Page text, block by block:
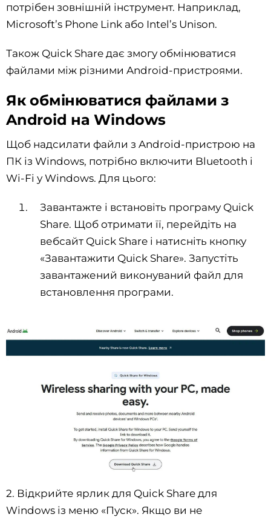
потрібен зовнішній інструмент. Наприклад,
Microsoft’s Phone Link або Intel’s Unison.
Також Quick Share дає змогу обмінюватися
файлами між різними Android-пристроями.
Як обмінюватися файлами з
Android на Windows
Щоб надсилати файли з Android-пристрою на
ПК із Windows, потрібно включити Bluetooth і
Wi-Fi у Windows. Для цього:
Завантажте і встановіть програму Quick
Share. Щоб отримати її, перейдіть на
вебсайт Quick Share і натисніть кнопку
«Завантажити Quick Share». Запустіть
завантажений виконуваний файл для
встановлення програми.
2. Відкрийте ярлик для Quick Share для
Windows із меню «Пуск». Якщо ви не